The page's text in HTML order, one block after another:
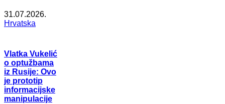
31.07.2026.
Hrvatska
Vlatka Vukelić
o optužbama
iz Rusije: Ovo
je prototip
informacijske
manipulacije